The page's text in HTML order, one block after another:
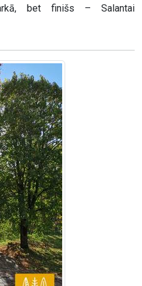
bet finišs – Salantai